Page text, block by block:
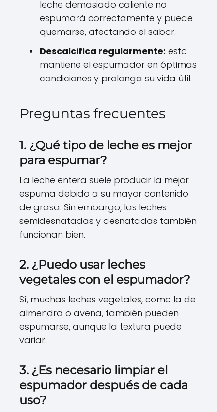
leche demasiado caliente no
espumará correctamente y puede
quemarse, afectando el sabor.
Descalcifica regularmente: esto
mantiene el espumador en óptimas
condiciones y prolonga su vida útil.
Preguntas frecuentes
1. ¿Qué tipo de leche es mejor
para espumar?
La leche entera suele producir la mejor
espuma debido a su mayor contenido
de grasa. Sin embargo, las leches
semidesnatadas y desnatadas también
funcionan bien.
2. ¿Puedo usar leches
vegetales con el espumador?
Sí, muchas leches vegetales, como la de
almendra o avena, también pueden
espumarse, aunque la textura puede
variar.
3. ¿Es necesario limpiar el
espumador después de cada
uso?